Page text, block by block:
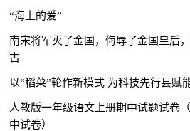
“海上的爱”
南宋将军灭了金国，侮辱了金国皇后
古
以“稻菜”轮作新模式 为科技先行县赋
人教版一年级语文上册期中试题试卷
中试卷）